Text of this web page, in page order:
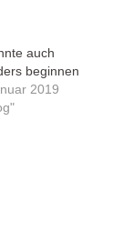
auch
beginnen
2019